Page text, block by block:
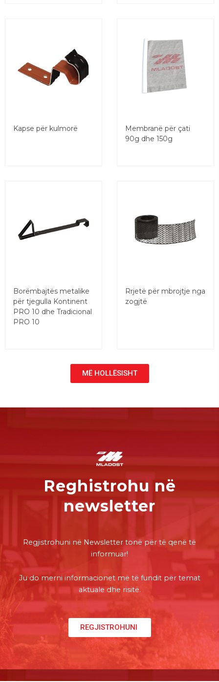
Kapse për kulmorë
Membranë për çati
90g dhe 150g
Borëmbajtës metalike
për tjegulla Kontinent
PRO 10 dhe Tradicional
PRO 10
Rrjetë për mbrojtje nga
zogjtë
MË HOLLËSISHT
Reghistrohu në
newsletter
Regjistrohuni në Newsletter tonë për të qenë të
informuar!
Ju do merni informacionet më të fundit për temat
aktuale dhe risitë.
REGJISTROHUNI